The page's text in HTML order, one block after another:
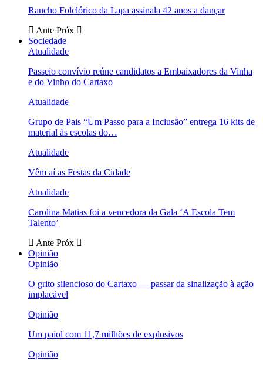
Rancho Folclórico da Lapa assinala 42 anos a dançar
Ante Próx
Sociedade
Atualidade
Passeio convívio reúne candidatos a Embaixadores da Vinha
e do Vinho do Cartaxo
Atualidade
Grupo de Pais “Um Passo para a Inclusão” entrega 16 kits de
material às escolas do…
Atualidade
Vêm aí as Festas da Cidade
Atualidade
Carolina Matias foi a vencedora da Gala ‘A Escola Tem
Talento’
Ante Próx
Opinião
Opinião
O grito silencioso do Cartaxo — passar da sinalização à ação
implacável
Opinião
Um paiol com 11,7 milhões de explosivos
Opinião